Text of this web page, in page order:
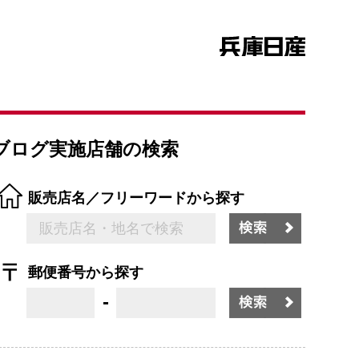
ログ実施店舗の検索
販売店名／フリーワードから探す
郵便番号から探す
-